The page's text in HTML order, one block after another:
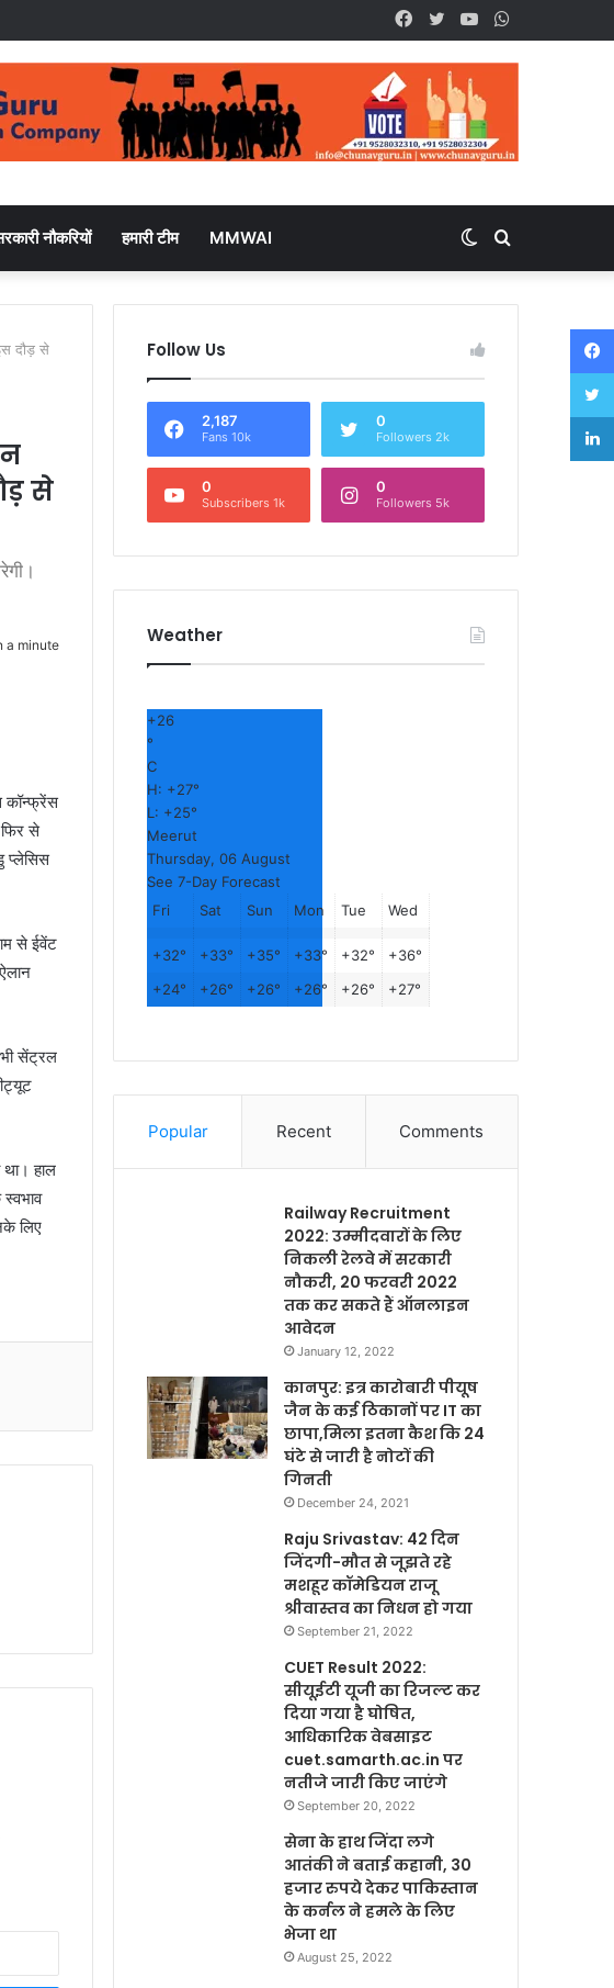
YouTube
Twitter
Facebook
नौकरियों हमारी टीम MMWAI
for
Switch
skin
दौड़ से
से
a minute
कॉन्फ्रेंस
से
प्लेसिस
से ईवेंट
सेंट्रल
था। हाल
लिए
Follow Us
2,187
Fans 10k
0
Followers 2k
0
Subscribers 1k
0
Followers 5k
Weather
+26
°
C
H: +27°
L: +25°
Meerut
Thursday, 06 August
See 7-Day Forecast
Fri
Sat Sun Mon Tue Wed
+32° +33° +35° +33° +32° +36°
+24° +26° +26° +26° +26° +27°
Popular Recent Comments
Railway Recruitment
2022: उम्मीदवारों के लिए
निकली रेलवे में सरकारी
नौकरी, 20 फरवरी 2022
तक कर सकते हैं ऑनलाइन
आवेदन
January 12, 2022
कानपुर: इत्र कारोबारी पीयूष
जैन के कई ठिकानों पर IT का
छापा,मिला इतना कैश कि 24
घंटे से जारी है नोटों की
गिनती
December 24, 2021
Raju Srivastav: 42 दिन
जिंदगी-मौत से जूझते रहे
मशहूर कॉमेडियन राजू
श्रीवास्तव का निधन हो गया
September 21, 2022
CUET Result 2022:
सीयूईटी यूजी का रिजल्ट कर
दिया गया है घोषित,
आधिकारिक वेबसाइट
cuet.samarth.ac.in पर
नतीजे जारी किए जाएंगे
September 20, 2022
सेना के हाथ जिंदा लगे
आतंकी ने बताई कहानी, 30
हजार रुपये देकर पाकिस्तान
के कर्नल ने हमले के लिए
भेजा था
August 25, 2022